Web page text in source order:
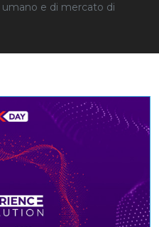
e di mercato di